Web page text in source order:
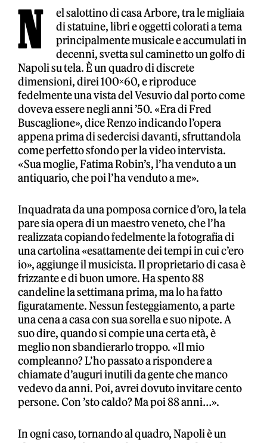
N
el salottino di casa Arbore, tra le migliaia
di statuine, libri e oggetti colorati a tema
principalmente musicale e accumulati in
decenni, svetta sul caminetto un golfo di
Napoli su tela. È un quadro di discrete
dimensioni, direi 100×60, e riproduce
fedelmente una vista del Vesuvio dal porto come
doveva essere negli anni ’50. «Era di Fred
Buscaglione», dice Renzo indicando l’opera
appena prima di sedercisi davanti, sfruttandola
come perfetto sfondo per la video intervista.
«Sua moglie, Fatima Robin’s, l’ha venduto a un
antiquario, che poi l’ha venduto a me».
Inquadrata da una pomposa cornice d’oro, la tela
pare sia opera di un maestro veneto, che l’ha
realizzata copiando fedelmente la fotografia di
una cartolina «esattamente dei tempi in cui c’ero
io», aggiunge il musicista. Il proprietario di casa è
frizzante e di buon umore. Ha spento 88
candeline la settimana prima, ma lo ha fatto
figuratamente. Nessun festeggiamento, a parte
una cena a casa con sua sorella e suo nipote. A
suo dire, quando si compie una certa età, è
meglio non sbandierarlo troppo. «Il mio
compleanno? L’ho passato a rispondere a
chiamate d’auguri inutili da gente che manco
vedevo da anni. Poi, avrei dovuto invitare cento
persone. Con ’sto caldo? Ma poi 88 anni…».
In ogni caso, tornando al quadro, Napoli è un